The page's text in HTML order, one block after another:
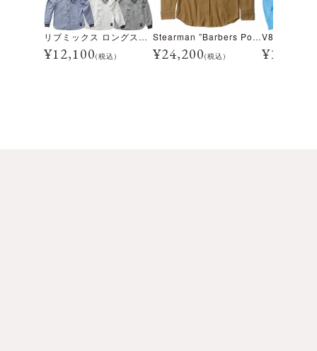
リブミックス ロングスリーブ シャツ
¥12,100(税込)
Stearman ”Barbers Point HONOLULU” ロングスリーブ シャツ
¥24,200(税込) ¥11,000